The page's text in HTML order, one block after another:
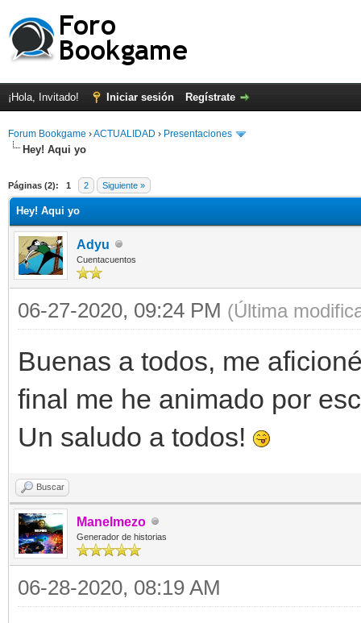
¡Hola, Invitado! Iniciar sesión Regístrate
Forum Bookgame ›ACTUALIDAD › Presentaciones
Hey! Aqui yo
Páginas (2): 1 2 Siguiente »
Hey! Aqui yo
Adyu
Cuentacuentos
06-27-2020, 09:24 PM (Última
Buenas a todos, me
final me he animado por
Un saludo a todos!
Buscar
Manelmezo
Generador de historias
06-28-2020, 08:19 AM